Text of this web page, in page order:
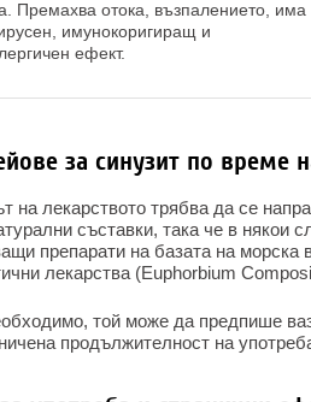
Премахва отока, възпалението, има
имунокоригиращ и
ефект.
за синузит по време
на лекарството трябва да се
съставки, така че в някои
препарати на базата на морска
лекарства (Euphorbium
той може да предпише
продължителност на